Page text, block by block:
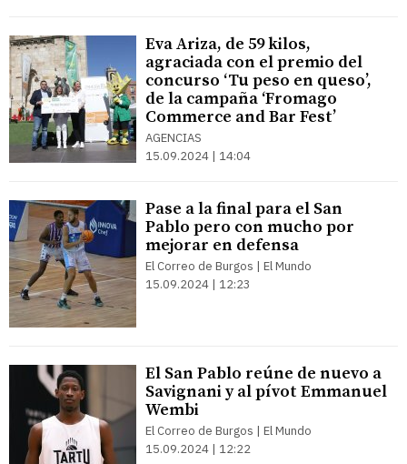
Eva Ariza, de 59 kilos,
agraciada con el premio del
concurso ‘Tu peso en queso’,
de la campaña ‘Fromago
Commerce and Bar Fest’
AGENCIAS
15.09.2024 | 14:04
Pase a la final para el San
Pablo pero con mucho por
mejorar en defensa
El Correo de Burgos | El Mundo
15.09.2024 | 12:23
El San Pablo reúne de nuevo a
Savignani y al pívot Emmanuel
Wembi
El Correo de Burgos | El Mundo
15.09.2024 | 12:22